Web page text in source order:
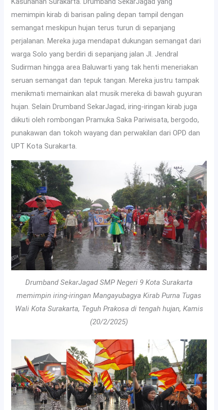
memimpin kirab di barisan paling depan tampil dengan
semangat meskipun hujan terus turun di sepanjang
perjalanan. Mereka juga mendapat dukungan semangat dari
warga Solo yang berdiri di sepanjang jalan Jl. Jendral
Sudirman hingga area Baluwarti yang tak henti meneriakan
seruan semangat dan tepuk tangan. Mereka justru tampak
menikmati memainkan alat musik mereka di bawah guyuran
hujan. Selain Drumband SekarJagad, iring-iringan kirab juga
diikuti oleh rombongan Pramuka Saka Pariwisata, bergodo,
punakawan dan tokoh wayang dan perwakilan dari OPD dan
UPT Kota Surakarta.
Drumband SekarJagad SMP Negeri 9 Kota Surakarta
memimpin iring-iringan Mangayubagya Kirab Purna Tugas
Wali Kota Surakarta, Teguh Prakosa di tengah hujan, Kamis
(20/2/2025)